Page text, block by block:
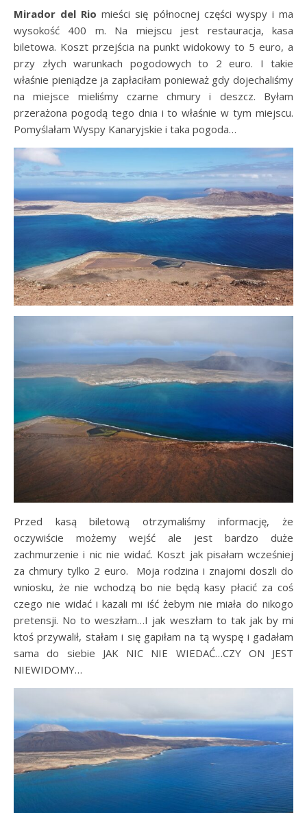
Mirador del Riomieści się północnej części wyspy i ma
wysokość 400 m. Na miejscu jest restauracja, kasa
biletowa. Koszt przejścia na punkt widokowy to 5 euro, a
przy złych warunkach pogodowych to 2 euro. I takie
właśnie pieniądze ja zapłaciłam ponieważ gdy dojechaliśmy
na miejsce mieliśmy czarne chmury i deszcz. Byłam
przerażona pogodą tego dnia i to właśnie w tym miejscu.
Pomyślałam Wyspy Kanaryjskie i taka pogoda…
Przed kasą biletową otrzymaliśmy informację, że
oczywiście możemy wejść ale jest bardzo duże
zachmurzenie i nic nie widać. Koszt jak pisałam wcześniej
za chmury tylko 2 euro. Moja rodzina i znajomi doszli do
wniosku, że nie wchodzą bo nie będą kasy płacić za coś
czego nie widać i kazali mi iść żebym nie miała do nikogo
pretensji. No to weszłam…I jak weszłam to tak jak by mi
ktoś przywalił, stałam i się gapiłam na tą wyspę i gadałam
sama do siebie JAK NIC NIE WIEDAĆ…CZY ON JEST
NIEWIDOMY…